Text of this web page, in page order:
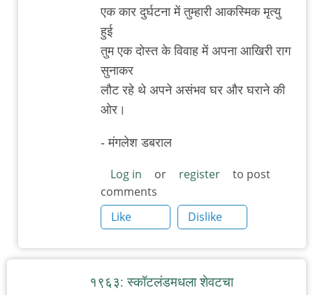
एक कार दुर्घटना में तुम्हारी आकस्मिक मृत्यु
हुई
तुम एक दोस्त के विवाह में अपना आखिरी राग
सुनाकर
लौट रहे थे अपने असंभव घर और घराने की
ओर।
- मंगलेश डबराल
Log in or register
to post
comments
Like
Dislike
१९६३: स्कॉटलंडमधला शेवटचा